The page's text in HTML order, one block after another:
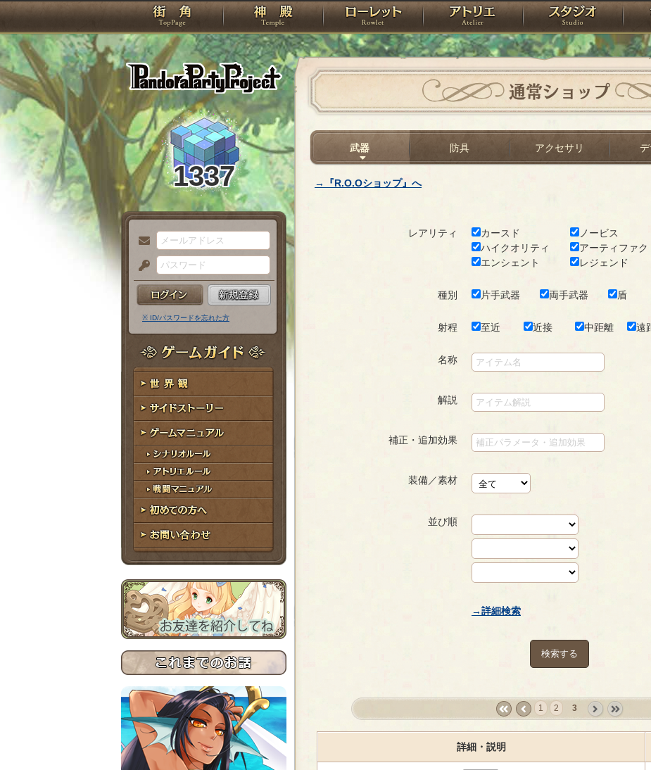
PandoraPartyProject
TOP 神殿 ローレット アトリエ スタ
1337
メ
ー
ル
ア
ド
レ
ス
パ
ス
ー
ド
※ ID/パスワードを忘れた方
ゲームガイド
世界観
サイドストーリー
ゲームマニュアル
シナリオルール
アトリエルール
戦闘マニュアル
初めての方へ
お問い合わせ
通常ショップ
武器 防具 アクセサリ
→『R.O.Oショップ』へ
レアリティ カースド ノービス
ハイクオリティ
アーティファク
エンシェント
レジェンド
種別 片手武器 両手武器 盾
射程 至近 近接 中距離 遠
名称
解説
補正・追加効果
装備／素材
並び順
→詳細検索
検索する
first
1 2
3
詳細・説明